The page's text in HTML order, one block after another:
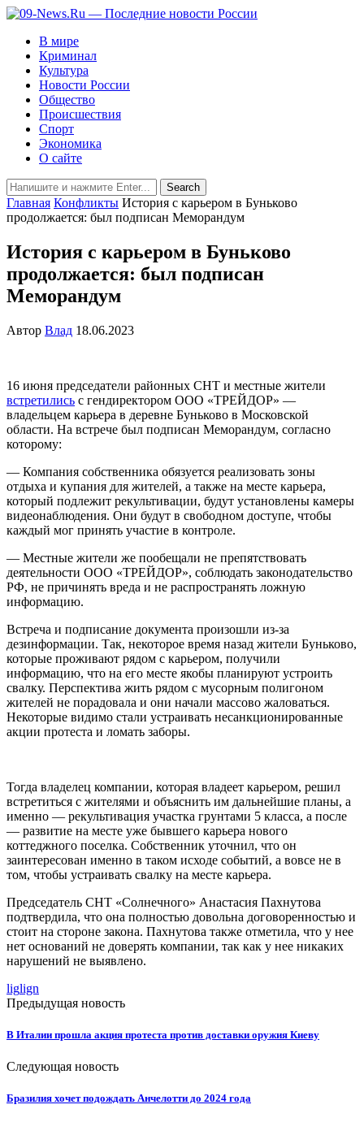
В мире
Криминал
Культура
Новости России
Общество
Происшествия
Спорт
Экономика
О сайте
Главная Конфликты История с карьером в Буньково
продолжается: был подписан Меморандум
История с карьером в Буньково
продолжается: был подписан
Меморандум
Автор Влад 18.06.2023
16 июня председатели районных СНТ и местные жители
встретились с гендиректором ООО «ТРЕЙДОР» —
владельцем карьера в деревне Буньково в Московской
области. На встрече был подписан Меморандум, согласно
которому:
— Компания собственника обязуется реализовать зоны
отдыха и купания для жителей, а также на месте карьера,
который подлежит рекультивации, будут установлены камеры
видеонаблюдения. Они будут в свободном доступе, чтобы
каждый мог принять участие в контроле.
— Местные жители же пообещали не препятствовать
деятельности ООО «ТРЕЙДОР», соблюдать законодательство
РФ, не причинять вреда и не распространять ложную
информацию.
Встреча и подписание документа произошли из-за
дезинформации. Так, некоторое время назад жители Буньково,
которые проживают рядом с карьером, получили
информацию, что на его месте якобы планируют устроить
свалку. Перспектива жить рядом с мусорным полигоном
жителей не порадовала и они начали массово жаловаться.
Некоторые видимо стали устраивать несанкционированные
акции протеста и ломать заборы.
Тогда владелец компании, которая владеет карьером, решил
встретиться с жителями и объяснить им дальнейшие планы, а
именно — рекультивация участка грунтами 5 класса, а после
— развитие на месте уже бывшего карьера нового
коттеджного поселка. Собственник уточнил, что он
заинтересован именно в таком исходе событий, а вовсе не в
том, чтобы устраивать свалку на месте карьера.
Председатель СНТ «Солнечного» Анастасия Пахнутова
подтвердила, что она полностью довольна договоренностью и
стоит на стороне закона. Пахнутова также отметила, что у нее
нет оснований не доверять компании, так как у нее никаких
нарушений не выявлено.
liglign
Предыдущая новость
В Италии прошла акция протеста против доставки оружия Киеву
Следующая новость
Бразилия хочет подождать Анчелотти до 2024 года